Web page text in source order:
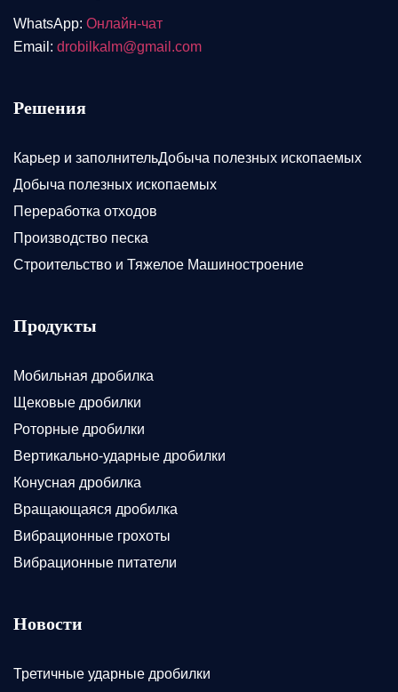
WhatsApp: Онлайн-чат
Email: drobilkalm@gmail.com
Решения
Карьер и заполнительДобыча полезных ископаемых
Добыча полезных ископаемых
Переработка отходов
Производство песка
Строительство и Тяжелое Машиностроение
Продукты
Мобильная дробилка
Щековые дробилки
Роторные дробилки
Вертикально-ударные дробилки
Конусная дробилка
Вращающаяся дробилка
Вибрационные грохоты
Вибрационные питатели
Новости
Третичные ударные дробилки